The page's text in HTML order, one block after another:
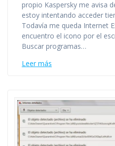
propio Kaspersky me avisa
estoy intentando acceder
Todavía me queda Internet
encuentro el icono por el
Buscar programas…
Leer más